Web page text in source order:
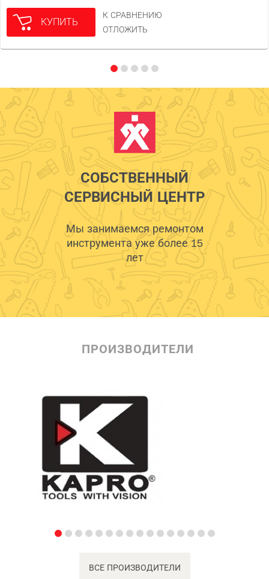
КУПИТЬ
К СРАВНЕНИЮ
ОТЛОЖИТЬ
СОБСТВЕННЫЙ
СЕРВИСНЫЙ ЦЕНТР
Мы занимаемся ремонтом
инструмента уже более 15
лет
ПРОИЗВОДИТЕЛИ
ВСЕ ПРОИЗВОДИТЕЛИ